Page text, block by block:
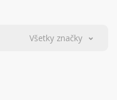
Všetky značky